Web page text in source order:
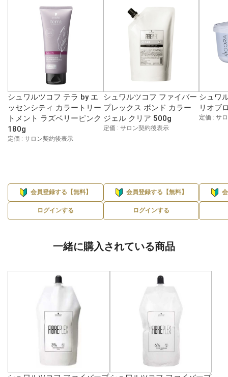
シュワルツコフ テラ by エ
ッセンシティ カラートリー
トメント ラズベリーピンク
180g
定価 : サロン契約後表示
会員登録する【無料】
ログインする
シュワルツコフ ファイバー
プレックス ボンド カラー
ジェル クリア 500g
定価 : サロン契約後表示
会員登録する【無料】
ログインする
シュワ
リオブ
定価 : サ
一緒に購入されている商品